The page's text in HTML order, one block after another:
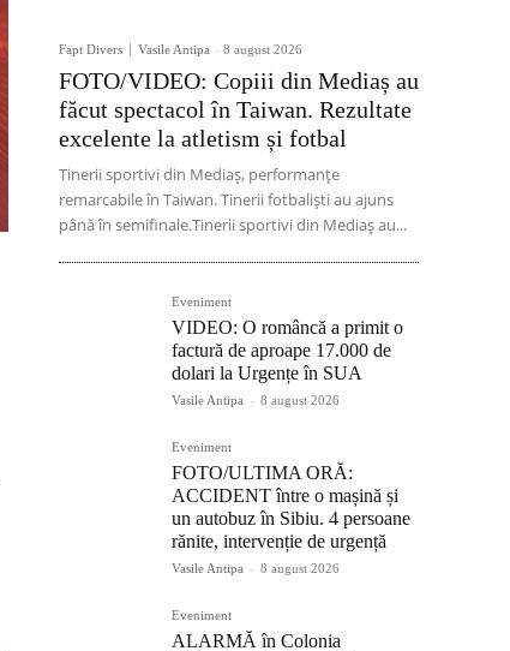
Fapt Divers Vasile Antipa - 8 august 2026
FOTO/VIDEO: Copiii din Mediaș au
făcut spectacol în Taiwan. Rezultate
excelente la atletism și fotbal
Tinerii sportivi din Mediaș, performanțe
remarcabile în Taiwan. Tinerii fotbaliști au ajuns
până în semifinale.Tinerii sportivi din Mediaș au...
Eveniment
VIDEO: O româncă a primit o
factură de aproape 17.000 de
dolari la Urgențe în SUA
Vasile Antipa - 8 august 2026
Eveniment
FOTO/ULTIMA ORĂ:
ACCIDENT între o mașină și
un autobuz în Sibiu. 4 persoane
rănite, intervenție de urgență
Vasile Antipa - 8 august 2026
Eveniment
ALARMĂ în Colonia